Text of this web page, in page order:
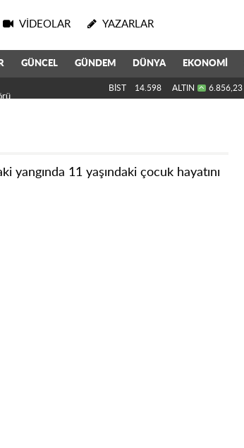
VIDEOLAR YAZARLAR
GÜNCEL GÜNDEM DÜNYA EKONOMİ
BİST 14.598 ALTIN 6.856,23
yangında 11 yaşındaki çocuk hayatını